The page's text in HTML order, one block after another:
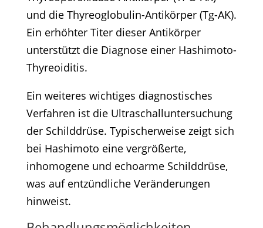
und die Thyreoglobulin-Antikörper (Tg-AK).
Ein erhöhter Titer dieser Antikörper
unterstützt die Diagnose einer Hashimoto-
Thyreoiditis.​
Ein weiteres wichtiges diagnostisches
Verfahren ist die Ultraschalluntersuchung
der Schilddrüse. Typischerweise zeigt sich
bei Hashimoto eine vergrößerte,
inhomogene und echoarme Schilddrüse,
was auf entzündliche Veränderungen
hinweist.​